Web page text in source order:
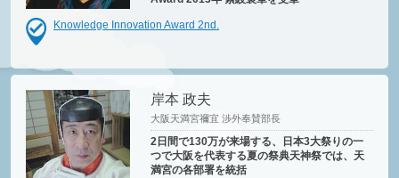
Knowledge Innovation Award 2nd.
岸本 政夫
大阪天満宮禰宜 渉外奉賛部長
2日間で130万が来場する、日本3大祭りの一
つで大阪を代表する夏の祭典天神祭では、天
満宮の各部署を統括